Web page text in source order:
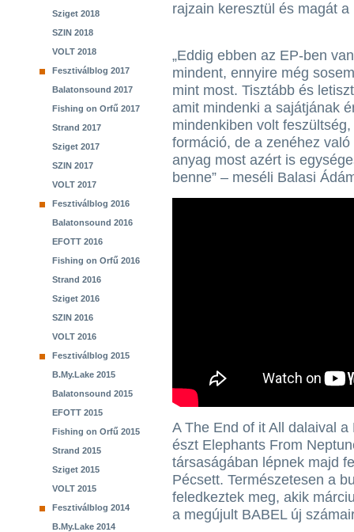
Sziget 2018
SZIN 2018
VOLT 2018
Fesztiválblog 2017
Balatonsound 2017
Fishing on Orfű 2017
Strand 2017
Sziget 2017
SZIN 2017
VOLT 2017
Fesztiválblog 2016
Balatonsound 2016
EFOTT 2016
Fishing on Orfű 2016
Strand 2016
Sziget 2016
SZIN 2016
VOLT 2016
Fesztiválblog 2015
B.My.Lake 2015
Balatonsound 2015
EFOTT 2015
Fishing on Orfű 2015
Strand 2015
Sziget 2015
VOLT 2015
Fesztiválblog 2014
B.My.Lake 2014
rajzain keresztül és magát
„Eddig ebben az EP-ben
mindent, ennyire még
mint most. Tisztább és
amit mindenki a sajátjának
mindenkiben volt
formáció, de a zenéhez
anyag most azért is
benne” – meséli Balasi
A The End of it All dalaival
észt Elephants From
társaságában lépnek majd
Pécsett. Természetesen a
feledkeztek meg, akik
a megújult BABEL új